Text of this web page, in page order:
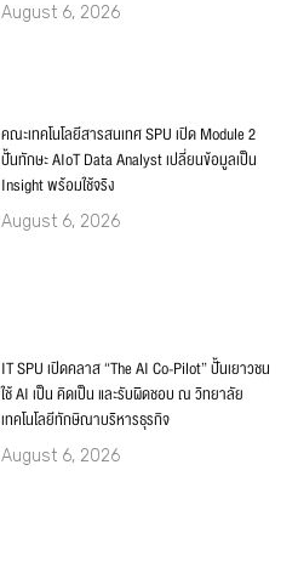
August 6, 2026
คณะเทคโนโลยีสารสนเทศ SPU เปิด Module 2
ปั้นทักษะ AIoT Data Analyst เปลี่ยนข้อมูลเป็น
Insight พร้อมใช้จริง
August 6, 2026
IT SPU เปิดคลาส “The AI Co-Pilot” ปั้นเยาวชน
ใช้ AI เป็น คิดเป็น และรับผิดชอบ ณ วิทยาลัย
เทคโนโลยีทักษิณาบริหารธุรกิจ
August 6, 2026